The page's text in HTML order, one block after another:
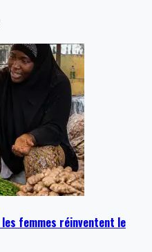
femmes réinventent le